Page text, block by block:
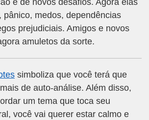
e de novos desafios. Agora elas
pânico, medos, dependências
prejudiciais. Amigos e novos
amuletos da sorte.
simboliza que você terá que
de auto-análise. Além disso,
um tema que toca seu
você vai querer estar calmo e